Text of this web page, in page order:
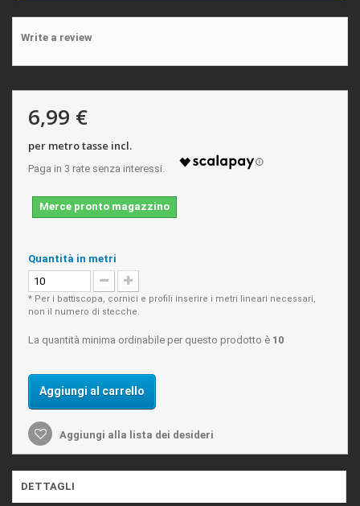
Write a review
6,99 €
per metro tasse incl.
Merce pronto magazzino
Quantità in metri
* Per i battiscopa, cornici e profili inserire i metri lineari necessari,
non il numero di stecche.
La quantità minima ordinabile per questo prodotto è 10
Aggiungi al carrello
Aggiungi alla lista dei desideri
DETTAGLI